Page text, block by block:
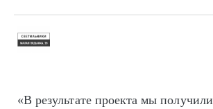
«В результате проекта мы получили